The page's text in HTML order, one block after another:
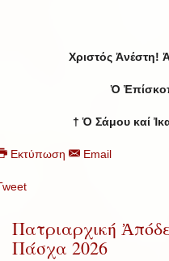
Χριστός Ἀνέστη!
Ὁ
† Ὁ Σάμου καί
Εκτύπωση Email
Πατριαρχική
Πάσχα 2026